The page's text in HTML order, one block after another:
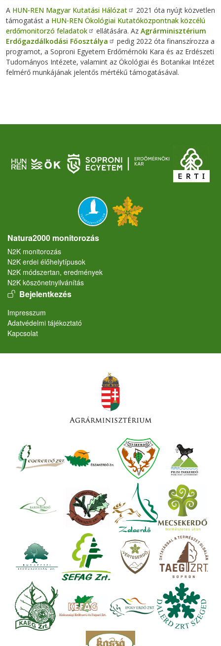
A HUN-REN Magyar Kutatási Hálózat
2021 óta nyújt közvetlen
támogatást a HUN-REN Ökológiai Kutatóközpontnak közcélú
erdőmonitorzó feladatok
ellátására. Az Agrárminisztérium
Erdőgazdálkodási Főosztálya
pedig 2022 óta finanszírozza a
programot, a Soproni Egyetem Erdőmérnöki Kara és az Erdészeti
Tudományos Intézete, valamint az Ökológiai és Botanikai Intézet
felmérő munkájának jelentős mértékű támogatásával.
Natura2000 monitorozás
N2K monitorozás
N2K erdei élőhelytípusok
N2K módszertan, eredmények
N2K köszönetnyilvánítás
User account menu
Bejelentkezés
Lábléc
Impresszum
Adatvédelmi tájékoztató
Kapcsolat